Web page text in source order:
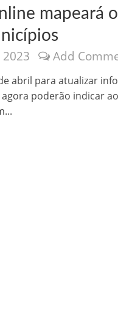
o nome de Jesus para
mapeará
Add
abril para atualizar
poderão indicar